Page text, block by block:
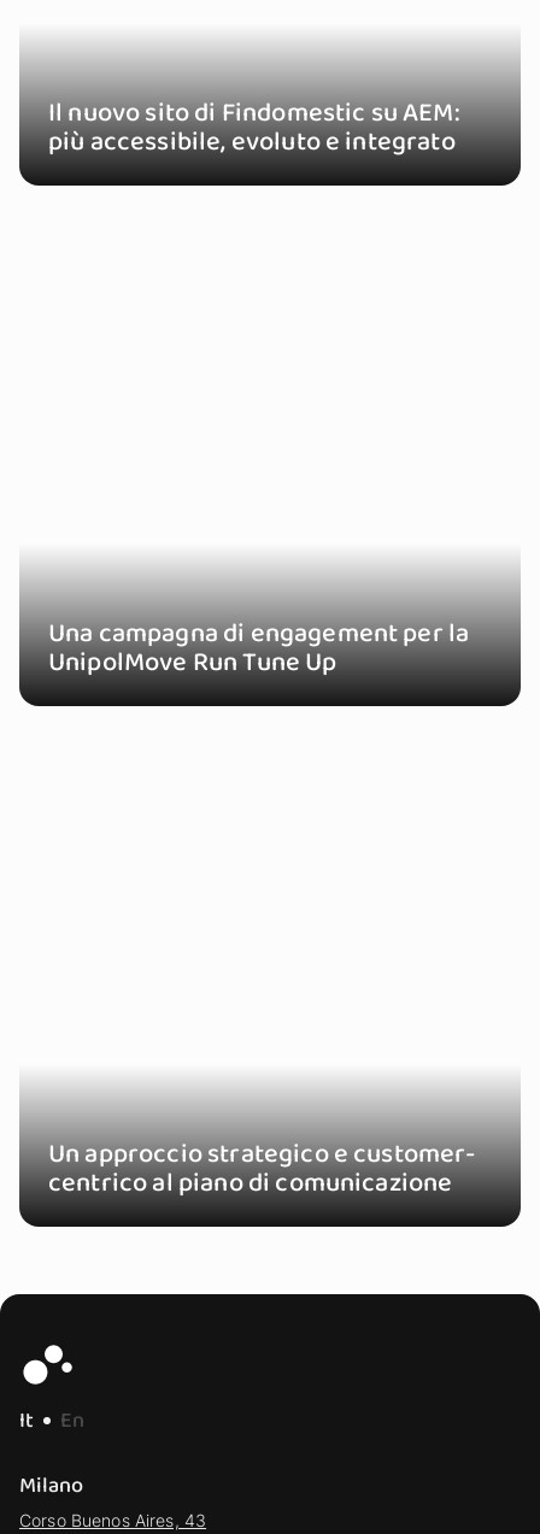
Il nuovo sito di Findomestic su AEM:
più accessibile, evoluto e integrato
Una campagna di engagement per la
UnipolMove Run Tune Up
Un approccio strategico e customer-
centrico al piano di comunicazione
It
En
Milano
Corso Buenos Aires, 43